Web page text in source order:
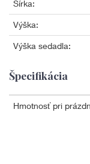
Špecifikácia